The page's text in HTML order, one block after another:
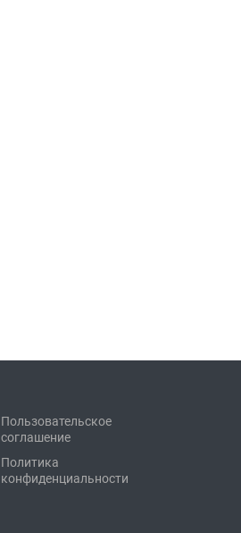
Пользовательское
соглашение
Политика
конфиденциальности